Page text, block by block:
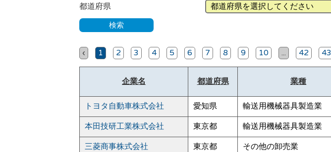
都道府県
‹ 1 2 3 4 5 6 7 8 9 10 ... 42 43
企業名 都道府県 業種
トヨタ自動車株式会社 愛知県 輸送用機械器具製造業
本田技研工業株式会社 東京都 輸送用機械器具製造業
三菱商事株式会社 東京都 その他の卸売業